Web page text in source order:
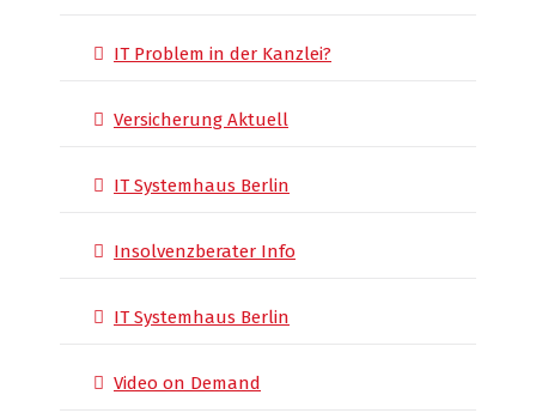
IT Problem in der Kanzlei?
Versicherung Aktuell
IT Systemhaus Berlin
Insolvenzberater Info
IT Systemhaus Berlin
Video on Demand